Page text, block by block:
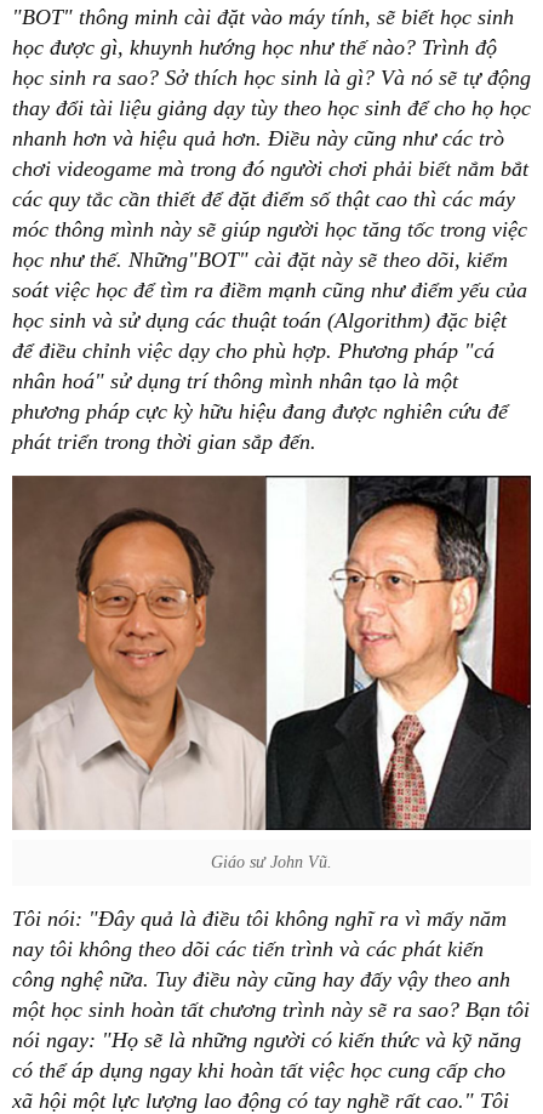
"BOT" thông minh cài đặt vào máy tính, sẽ biết học sinh
học được gì, khuynh hướng học như thế nào? Trình độ
học sinh ra sao? Sở thích học sinh là gì? Và nó sẽ tự động
thay đổi tài liệu giảng dạy tùy theo học sinh để cho họ học
nhanh hơn và hiệu quả hơn. Điều này cũng như các trò
chơi videogame mà trong đó người chơi phải biết nắm bắt
các quy tắc cần thiết để đặt điểm số thật cao thì các máy
móc thông mình này sẽ giúp người học tăng tốc trong việc
học như thế. Những"BOT" cài đặt này sẽ theo dõi, kiểm
soát việc học để tìm ra điềm mạnh cũng như điểm yếu của
học sinh và sử dụng các thuật toán (Algorithm) đặc biệt
để điều chỉnh việc dạy cho phù hợp. Phương pháp "cá
nhân hoá" sử dụng trí thông mình nhân tạo là một
phương pháp cực kỳ hữu hiệu đang được nghiên cứu để
phát triển trong thời gian sắp đến.
Giáo sư John Vũ.
Tôi nói: "Đây quả là điều tôi không nghĩ ra vì mấy năm
nay tôi không theo dõi các tiến trình và các phát kiến
công nghệ nữa. Tuy điều này cũng hay đấy vậy theo anh
một học sinh hoàn tất chương trình này sẽ ra sao? Bạn tôi
nói ngay: "Họ sẽ là những người có kiến thức và kỹ năng
có thể áp dụng ngay khi hoàn tất việc học cung cấp cho
xã hội một lực lượng lao động có tay nghề rất cao." Tôi